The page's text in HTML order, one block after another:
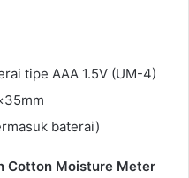
tipe AAA 1.5V (UM-4)
baterai)
Cotton Moisture Meter